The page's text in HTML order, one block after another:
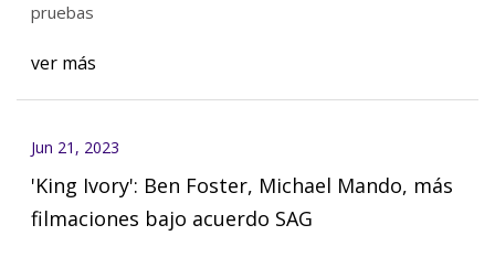
pruebas
ver más
Jun 21, 2023
'King Ivory': Ben Foster, Michael Mando, más
filmaciones bajo acuerdo SAG